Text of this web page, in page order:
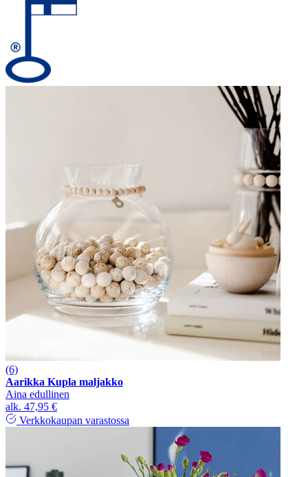
(6)
Aarikka Kupla maljakko
Aina edullinen
alk. 47,95 €
Verkkokaupan varastossa